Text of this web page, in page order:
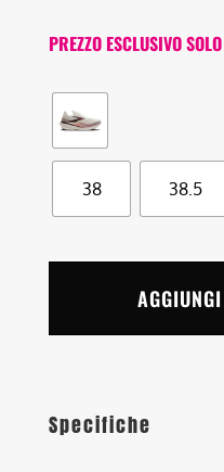
PREZZO ESCLUSIVO
38 38.5
Specifiche